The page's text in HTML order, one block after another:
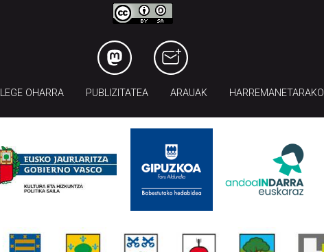
LEGE OHARRA PUBLIZITATEA ARAUAK HARREMANETARAKO